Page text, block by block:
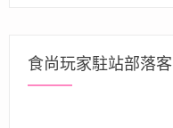
食尚玩家駐站部落客